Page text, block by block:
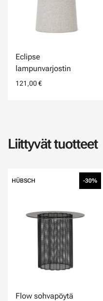
Eclipse
lampunvarjostin
121,00 €
Liittyvät tuotteet
HÜBSCH -30%
Flow sohvapöytä